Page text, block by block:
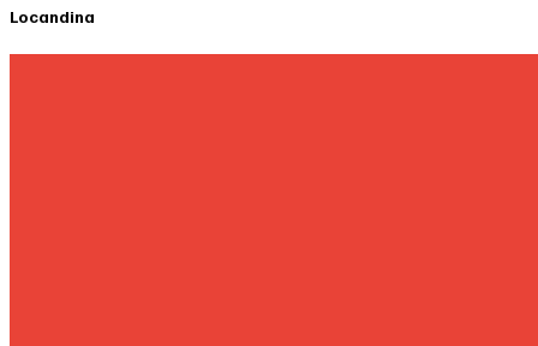
Locandina